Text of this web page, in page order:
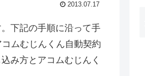
2013.07.17
下記の手順に沿って手
ムむじんくん自動契約
み方とアコムむじんく